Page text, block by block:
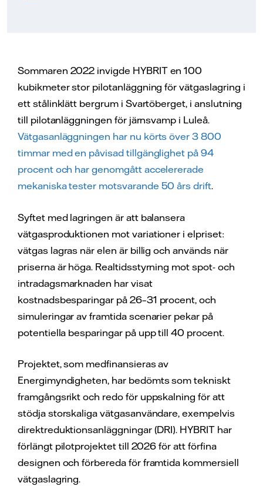
Sommaren 2022 invigde HYBRIT en 100
kubikmeter stor pilotanläggning för vätgaslagring i
ett stålinklätt bergrum i Svartöberget, i anslutning
till pilotanläggningen för järnsvamp i Luleå.
Vätgasanläggningen har nu körts över 3 800
timmar med en påvisad tillgänglighet på 94
procent och har genomgått accelererade
mekaniska tester motsvarande 50 års drift.
Syftet med lagringen är att balansera
vätgasproduktionen mot variationer i elpriset:
vätgas lagras när elen är billig och används när
priserna är höga. Realtidsstyrning mot spot- och
intradagsmarknaden har visat
kostnadsbesparingar på 26–31 procent, och
simuleringar av framtida scenarier pekar på
potentiella besparingar på upp till 40 procent.
Projektet, som medfinansieras av
Energimyndigheten, har bedömts som tekniskt
framgångsrikt och redo för uppskalning för att
stödja storskaliga vätgasanvändare, exempelvis
direktreduktionsanläggningar (DRI). HYBRIT har
förlängt pilotprojektet till 2026 för att förfina
designen och förbereda för framtida kommersiell
vätgaslagring.